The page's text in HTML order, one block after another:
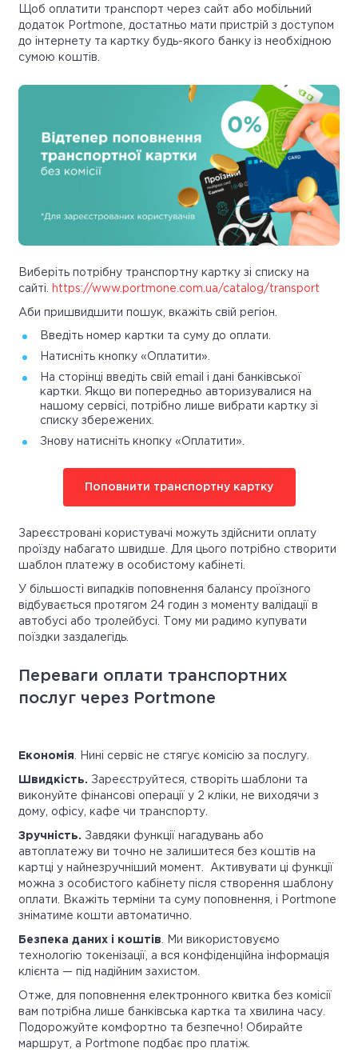
Щоб оплатити транспорт через сайт або мобільний
додаток Portmone, достатньо мати пристрій з доступом
до інтернету та картку будь-якого банку із необхідною
сумою коштів.
Виберіть потрібну транспортну картку зі списку на
сайті.
https://www.portmone.com.ua/catalog/transport
Аби пришвидшити пошук, вкажіть свій регіон.
Введіть номер картки та суму до оплати.
Натисніть кнопку «Оплатити».
На сторінці введіть свій email і дані банківської
картки. Якщо ви попередньо авторизувалися на
нашому сервісі, потрібно лише вибрати картку зі
списку збережених.
Знову натисніть кнопку «Оплатити».
Поповнити транспортну картку
Зареєстровані користувачі можуть здійснити оплату
проїзду набагато швидше. Для цього потрібно створити
шаблон платежу в особистому кабінеті.
У більшості випадків поповнення балансу проїзного
відбувається протягом 24 годин з моменту валідації в
автобусі або тролейбусі. Тому ми радимо купувати
поїздки заздалегідь.
Переваги оплати транспортних
послуг через Portmone
Економія . Нині сервіс не стягує комісію за послугу.
Швидкість. Зареєструйтеся, створіть шаблони та
виконуйте фінансові операції у 2 кліки, не виходячи з
дому, офісу, кафе чи транспорту.
Зручність. Завдяки функції нагадувань або
автоплатежу ви точно не залишитеся без коштів на
картці у найнезручніший момент. Активувати ці функції
можна з особистого кабінету після створення шаблону
оплати. Вкажіть терміни та суму поповнення, і Portmone
зніматиме кошти автоматично.
Безпека даних і коштів . Ми використовуємо
технологію токенізації, а вся конфіденційна інформація
клієнта — під надійним захистом.
Отже, для поповнення електронного квитка без комісії
вам потрібна лише банківська картка та хвилина часу.
Подорожуйте комфортно та безпечно! Обирайте
маршрут, а Portmone подбає про платіж.